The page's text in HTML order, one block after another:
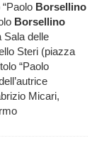
Borsellino
Borsellino
Sala delle
Steri (piazza
“Paolo
Micari,